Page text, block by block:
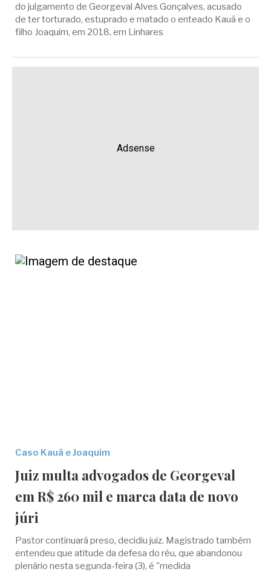
do julgamento de Georgeval Alves Gonçalves, acusado
de ter torturado, estuprado e matado o enteado Kauã e o
filho Joaquim, em 2018, em Linhares
Adsense
Caso Kauã e Joaquim
Juiz multa advogados de Georgeval
em R$ 260 mil e marca data de novo
júri
Pastor continuará preso, decidiu juiz. Magistrado também
entendeu que atitude da defesa do réu, que abandonou
plenário nesta segunda-feira (3), é "medida